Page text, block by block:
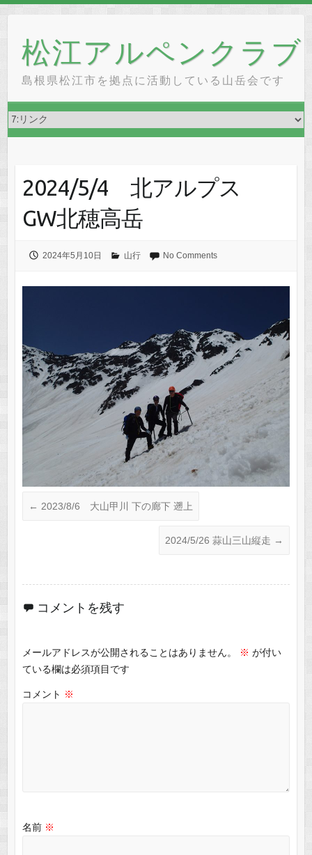
content松江アルペンクラブ
島根県松江市を拠点に活動している山岳会です
2024/5/4 北アルプス
GW北穂高岳
2024年5月10日 山行 No Comments
← 2023/8/6 大山甲川 下の廊下 遡上
2024/5/26 蒜山三山縦走 →
コメントを残す
メールアドレスが公開されることはありません。 ※ が付い
ている欄は必須項目です
コメント ※
名前 ※